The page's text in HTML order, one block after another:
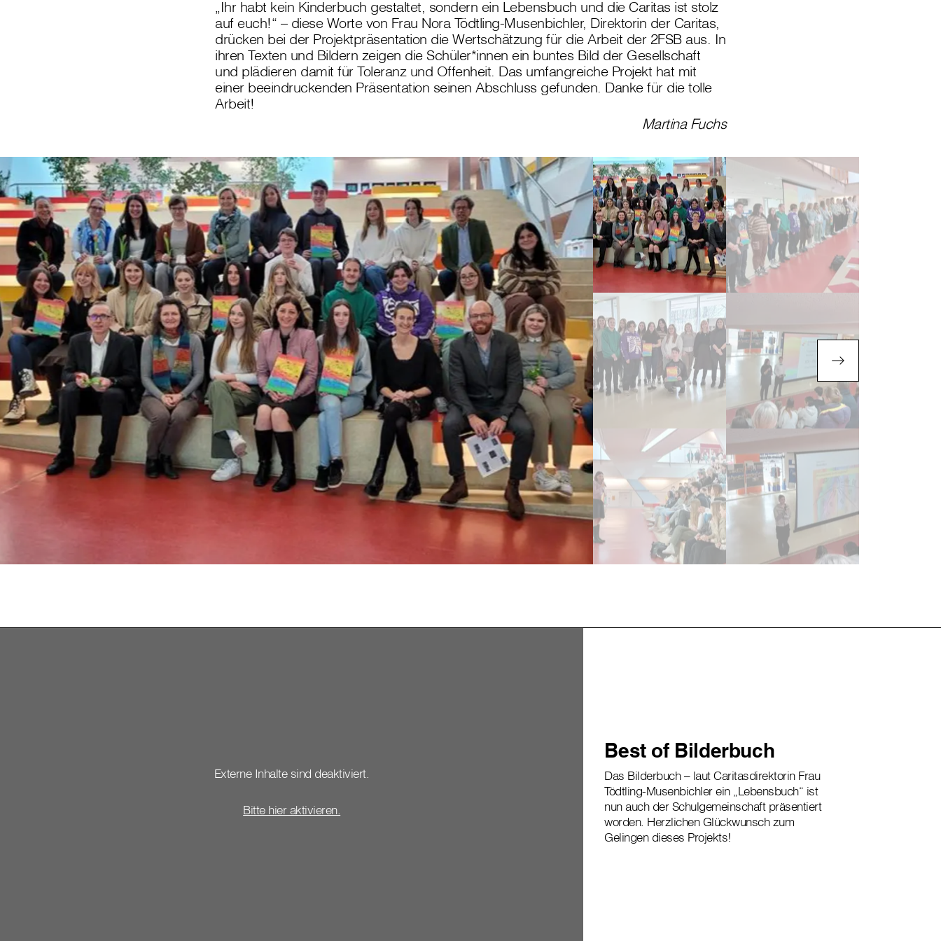
„Ihr habt kein Kinderbuch gestaltet, sondern ein Lebensbuch und die Caritas ist stolz
auf euch!“ – diese Worte von Frau Nora Tödtling-Musenbichler, Direktorin der Caritas,
drücken bei der Projektpräsentation die Wertschätzung für die Arbeit der 2FSB aus. In
ihren Texten und Bildern zeigen die Schüler*innen ein buntes Bild der Gesellschaft
und plädieren damit für Toleranz und Offenheit. Das umfangreiche Projekt hat mit
einer beeindruckenden Präsentation seinen Abschluss gefunden. Danke für die tolle
Arbeit!
Martina Fuchs
Externe Inhalte sind deaktiviert.
Bitte hier aktivieren.
Best of Bilderbuch
Das Bilderbuch – laut Caritasdirektorin Frau
Tödtling-Musenbichler ein „Lebensbuch“ ist
nun auch der Schulgemeinschaft präsentiert
worden. Herzlichen Glückwunsch zum
Gelingen dieses Projekts!